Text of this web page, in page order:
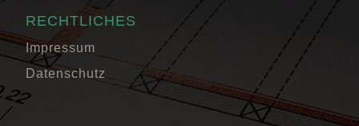
RECHTLICHES
Impressum
Datenschutz